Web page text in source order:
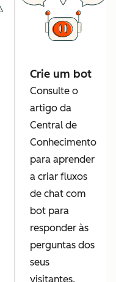
Crie um bot
Consulte o
artigo da
Central de
Conhecimento
para aprender
a criar fluxos
de chat com
bot para
responder às
perguntas dos
seus
visitantes.